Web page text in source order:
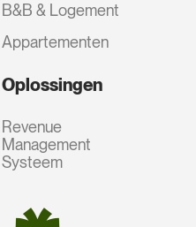
B&B & Logement
Appartementen
Oplossingen
Revenue
Management
Systeem